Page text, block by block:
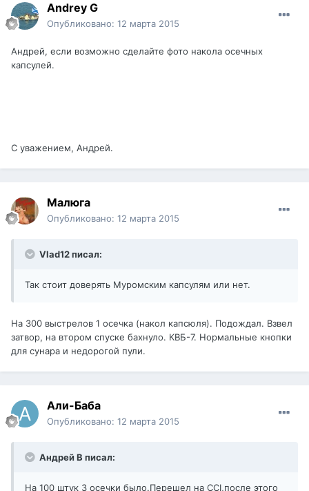
Andrey G
Опубликовано: 12 марта 2015
Андрей, если возможно сделайте фото накола осечных
капсулей.
С уважением, Андрей.
Малюга
Опубликовано: 12 марта 2015
Vlad12 писал:
Так стоит доверять Муромским капсулям или нет.
На 300 выстрелов 1 осечка (накол капсюля). Подождал. Взвел
затвор, на втором спуске бахнуло. КВБ-7. Нормальные кнопки
для сунара и недорогой пули.
Али-Баба
Опубликовано: 12 марта 2015
Андрей В писал:
На 100 штук 3 осечки было.Перешел на CCI,после этого